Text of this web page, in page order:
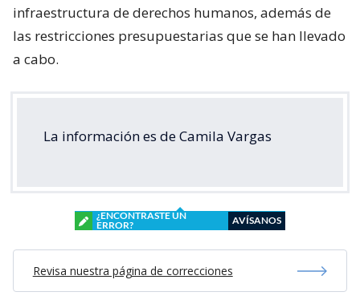
infraestructura de derechos humanos, además de
las restricciones presupuestarias que se han llevado
a cabo.
La información es de Camila Vargas
¿ENCONTRASTE UN
ERROR?
AVÍSANOS
Revisa nuestra página de correcciones